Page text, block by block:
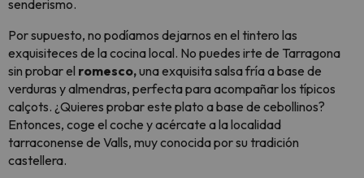
senderismo.
Por supuesto, no podíamos dejarnos en el tintero las
exquisiteces de la cocina local. No puedes irte de Tarragona
sin probar el romesco,una exquisita salsa fría a base de
verduras y almendras, perfecta para acompañar los típicos
calçots. ¿Quieres probar este plato a base de cebollinos?
Entonces, coge el coche y acércate a la localidad
tarraconense de Valls, muy conocida por su tradición
castellera.